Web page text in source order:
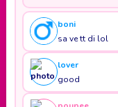
boni
sa ve tt di lol
lover
good